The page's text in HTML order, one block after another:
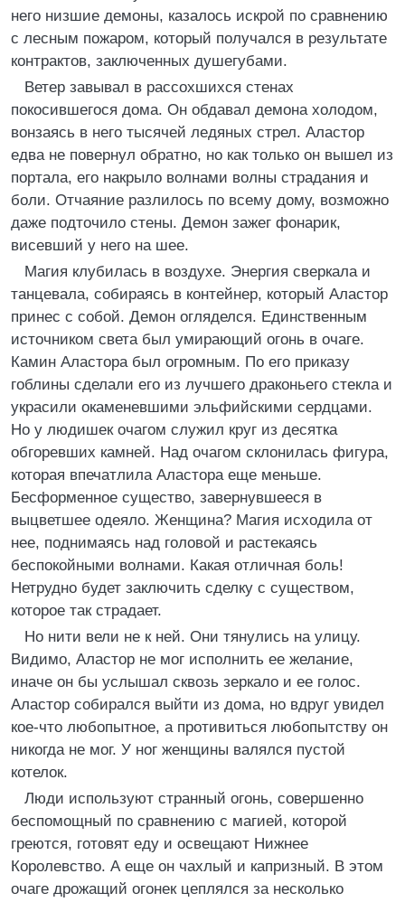
него низшие демоны, казалось искрой по сравнению
с лесным пожаром, который получался в результате
контрактов, заключенных душегубами.
Ветер завывал в рассохшихся стенах
покосившегося дома. Он обдавал демона холодом,
вонзаясь в него тысячей ледяных стрел. Аластор
едва не повернул обратно, но как только он вышел из
портала, его накрыло волнами волны страдания и
боли. Отчаяние разлилось по всему дому, возможно
даже подточило стены. Демон зажег фонарик,
висевший у него на шее.
Магия клубилась в воздухе. Энергия сверкала и
танцевала, собираясь в контейнер, который Аластор
принес с собой. Демон огляделся. Единственным
источником света был умирающий огонь в очаге.
Камин Аластора был огромным. По его приказу
гоблины сделали его из лучшего драконьего стекла и
украсили окаменевшими эльфийскими сердцами.
Но у людишек очагом служил круг из десятка
обгоревших камней. Над очагом склонилась фигура,
которая впечатлила Аластора еще меньше.
Бесформенное существо, завернувшееся в
выцветшее одеяло. Женщина? Магия исходила от
нее, поднимаясь над головой и растекаясь
беспокойными волнами. Какая отличная боль!
Нетрудно будет заключить сделку с существом,
которое так страдает.
Но нити вели не к ней. Они тянулись на улицу.
Видимо, Аластор не мог исполнить ее желание,
иначе он бы услышал сквозь зеркало и ее голос.
Аластор собирался выйти из дома, но вдруг увидел
кое-что любопытное, а противиться любопытству он
никогда не мог. У ног женщины валялся пустой
котелок.
Люди используют странный огонь, совершенно
беспомощный по сравнению с магией, которой
греются, готовят еду и освещают Нижнее
Королевство. А еще он чахлый и капризный. В этом
очаге дрожащий огонек цеплялся за несколько